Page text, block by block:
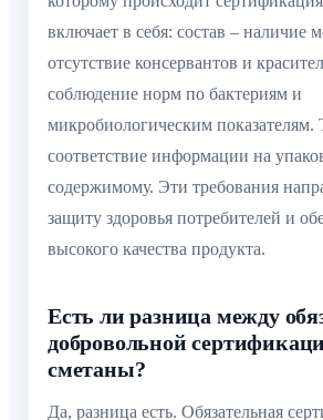
включает в себя: состав – наличие
отсутствие консервантов и
соблюдение норм по бактериям и
микробиологическим
соответствие информации на
содержимому. Эти требования
защиту здоровья потребителей и
высокого качества продукта.
Есть ли разница между
добровольной
сметаны?
Да, разница есть. Обязательная